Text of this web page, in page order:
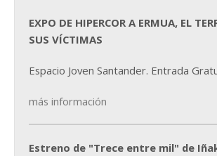
EXPO DE HIPERCOR A ERMUA, EL
SUS VÍCTIMAS
Espacio Joven Santander. Entrada
más información
Estreno de "Trece entre mil" de